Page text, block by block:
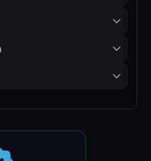
oder
versorgt. Passen
den AC- oder Solar-
über die App.